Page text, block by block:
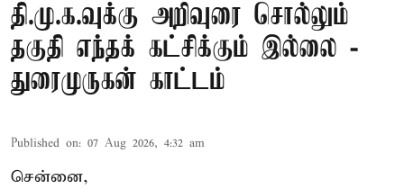
தி.மு.க.வுக்கு அறிவுரை சொல்லும்
தகுதி எந்தக் கட்சிக்கும் இல்லை -
துரைமுருகன் காட்டம்
Published on: 07 Aug 2026, 4:32 am
சென்னை,